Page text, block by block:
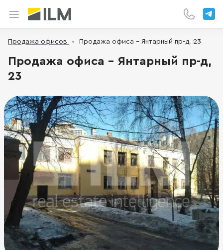
Продажа офисов Продажа офиса - Янтарный пр-д, 23
Продажа офиса - Янтарный пр-д,
23